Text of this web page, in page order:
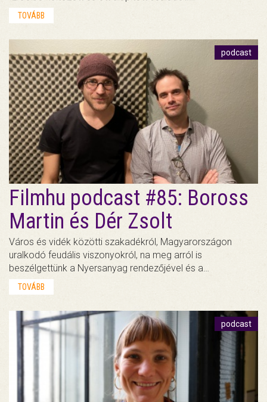
TOVÁBB
podcast
Filmhu podcast #85: Boross
Martin és Dér Zsolt
Város és vidék közötti szakadékról, Magyarországon
uralkodó feudális viszonyokról, na meg arról is
beszélgettünk a Nyersanyag rendezőjével és a…
TOVÁBB
podcast